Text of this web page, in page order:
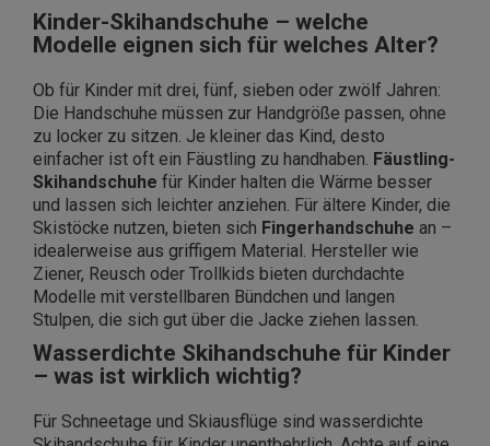
Kinder-Skihandschuhe – welche
Modelle eignen sich für welches Alter?
Ob für Kinder mit drei, fünf, sieben oder zwölf Jahren:
Die Handschuhe müssen zur Handgröße passen, ohne
zu locker zu sitzen. Je kleiner das Kind, desto
einfacher ist oft ein Fäustling zu handhaben. Fäustling-
Skihandschuhe für Kinder halten die Wärme besser
und lassen sich leichter anziehen. Für ältere Kinder, die
Skistöcke nutzen, bieten sich Fingerhandschuhe an –
idealerweise aus griffigem Material. Hersteller wie
Ziener, Reusch oder Trollkids bieten durchdachte
Modelle mit verstellbaren Bündchen und langen
Stulpen, die sich gut über die Jacke ziehen lassen.
Wasserdichte Skihandschuhe für Kinder
– was ist wirklich wichtig?
Für Schneetage und Skiausflüge sind wasserdichte